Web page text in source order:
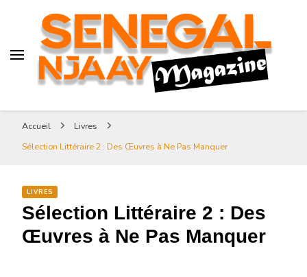
Senegal-njaay.com littérature
Africaine littérature sénégalaise
Art et Culture
Magazine Sénégal Njaay –
Senegal-njaay.com littérature
Africaine littérature
sénégalaise Art et Culture
revue littéraire africaine
Accueil
Livres
Sélection Littéraire 2 : Des Œuvres à Ne Pas Manquer
LIVRES
Sélection Littéraire 2 : Des
Œuvres à Ne Pas Manquer